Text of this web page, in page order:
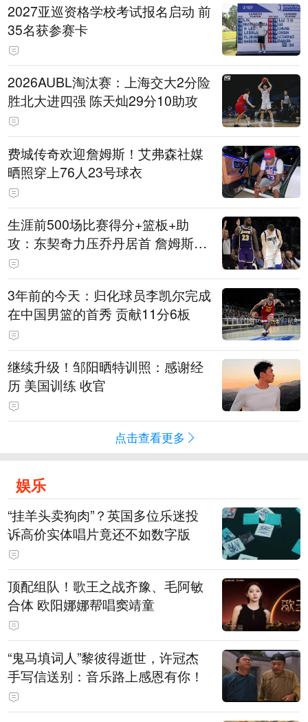
2027亚巡资格学校考试报名启动 前
35名获参赛卡
2026AUBL淘汰赛：上海交大2分险
胜北大进四强 陈天灿29分10助攻
费城传奇欢迎詹姆斯！艾弗森社媒
晒照穿上76人23号球衣
生涯前500场比赛得分+篮板+助
攻：东契奇力压乔丹居首 詹姆斯第
六
3年前的今天：归化球员李凯尔完成
在中国男篮的首秀 贡献11分6板
继续升级！邹阳晒特训照：感谢经
历 美国训练 收官
点击查看更多
娱乐
“挂羊头卖狗肉”？英国多位乐迷投
诉高价实体唱片竟还不如数字版
顶配组队！歌王之战齐豫、毛阿敏
合体 欧阳娜娜帮唱窦靖童
“鬼马填词人”黎彼得逝世，许冠杰
手写信送别：音乐路上感恩有你！